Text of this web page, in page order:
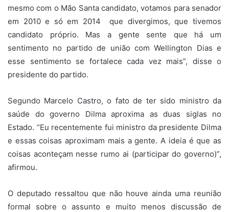
mesmo com o Mão Santa candidato, votamos para senador
em 2010 e só em 2014 que divergimos, que tivemos
candidato próprio. Mas a gente sente que há um
sentimento no partido de união com Wellington Dias e
esse sentimento se fortalece cada vez mais”, disse o
presidente do partido.
Segundo Marcelo Castro, o fato de ter sido ministro da
saúde do governo Dilma aproxima as duas siglas no
Estado. “Eu recentemente fui ministro da presidente Dilma
e essas coisas aproximam mais a gente. A ideia é que as
coisas aconteçam nesse rumo ai (participar do governo)”,
afirmou.
O deputado ressaltou que não houve ainda uma reunião
formal sobre o assunto e muito menos discussão de